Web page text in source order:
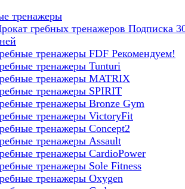
тренажеры
гребных тренажеров Подписка
тренажеры FDF Рекомендуем!
тренажеры Tunturi
тренажеры MATRIX
тренажеры SPIRIT
тренажеры Bronze Gym
тренажеры VictoryFit
тренажеры Concept2
тренажеры Assault
тренажеры CardioPower
тренажеры Sole Fitness
тренажеры Oxygen